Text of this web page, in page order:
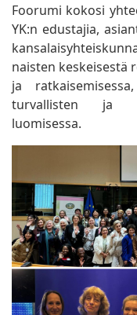
Foorumi kokosi
YK:n edustajia,
naisten keskeisestä
ja
turvallisten ja
luomisessa.